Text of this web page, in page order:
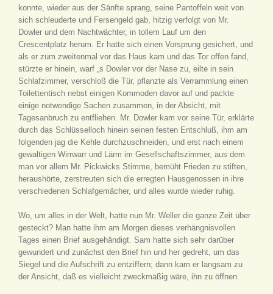
konnte, wieder aus der Sänfte sprang, seine Pantoffeln weit von
sich schleuderte und Fersengeld gab, hitzig verfolgt von Mr.
Dowler und dem Nachtwächter, in tollem Lauf um den
Crescentplatz herum. Er hatte sich einen Vorsprung gesichert, und
als er zum zweitenmal vor das Haus kam und das Tor offen fand,
stürzte er hinein, warf „s Dowler vor der Nase zu, eilte in sein
Schlafzimmer, verschloß die Tür, pflanzte als Verrammlung einen
Toilettentisch nebst einigen Kommoden davor auf und packte
einige notwendige Sachen zusammen, in der Absicht, mit
Tagesanbruch zu entfliehen. Mr. Dowler kam vor seine Tür, erklärte
durch das Schlüsselloch hinein seinen festen Entschluß, ihm am
folgenden jag die Kehle durchzuschneiden, und erst nach einem
gewaltigen Wirrwarr und Lärm im Gesellschaftszimmer, aus dem
man vor allem Mr. Pickwicks Stimme, bemüht Frieden zu stiften,
heraushörte, zerstreuten sich die erregten Hausgenossen in ihre
verschiedenen Schlafgemächer, und alles wurde wieder ruhig.
Wo, um alles in der Welt, hatte nun Mr. Weller die ganze Zeit über
gesteckt? Man hatte ihm am Morgen dieses verhängnisvollen
Tages einen Brief ausgehändigt. Sam hatte sich sehr darüber
gewundert und zunächst den Brief hin und her gedreht, um das
Siegel und die Aufschrift zu entziffern; dann kam er langsam zu
der Ansicht, daß es vielleicht zweckmäßig wäre, ihn zu öffnen.